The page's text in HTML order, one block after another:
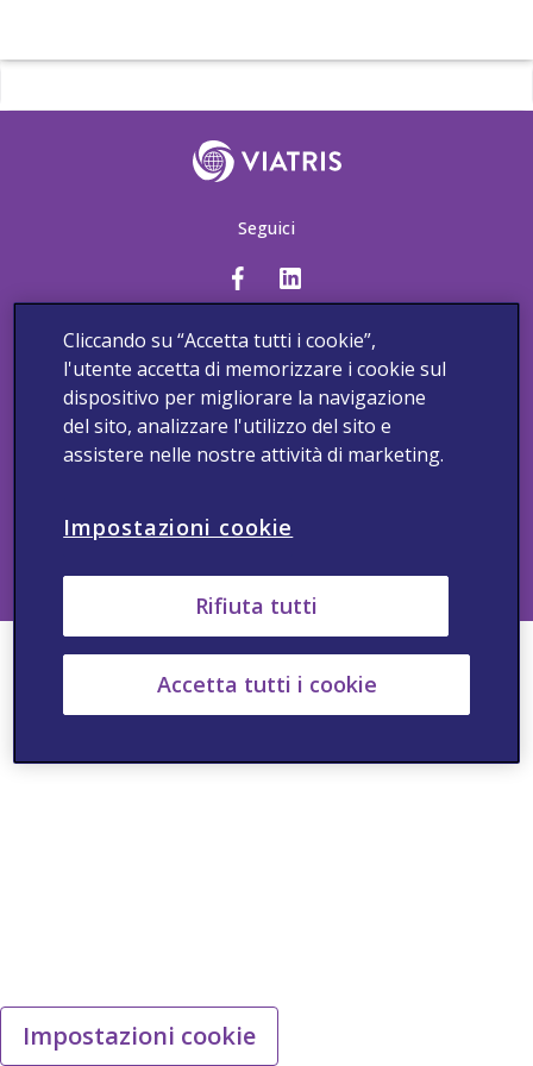
Seguici
Contattaci
Segnala un Evento Avverso
Informativa sui Cookies di Viatris
Informativa sulla Privacy
Termini e Condizioni
2025_Viatrisconnectit_Dichiarazione_accessibilit
Copyright 2024 Viatris. Tutti i diritti riservati.
consuetudine. Segnalazioni di Farmacovigilanza, Qualità, Medical
Information: +39 02 61246462
Impostazioni cookie
Cliccando su “Accetta tutti i cookie”,
l'utente accetta di memorizzare i cookie sul
dispositivo per migliorare la navigazione
del sito, analizzare l'utilizzo del sito e
assistere nelle nostre attività di marketing.
Impostazioni cookie
Rifiuta tutti
Accetta tutti i cookie